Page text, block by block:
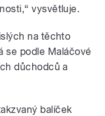
vysvětluje.
na těchto
se podle Maláčové
důchodců a
balíček